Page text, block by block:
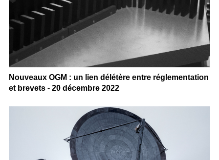
Nouveaux OGM : un lien délétère entre réglementation
et brevets - 20 décembre 2022